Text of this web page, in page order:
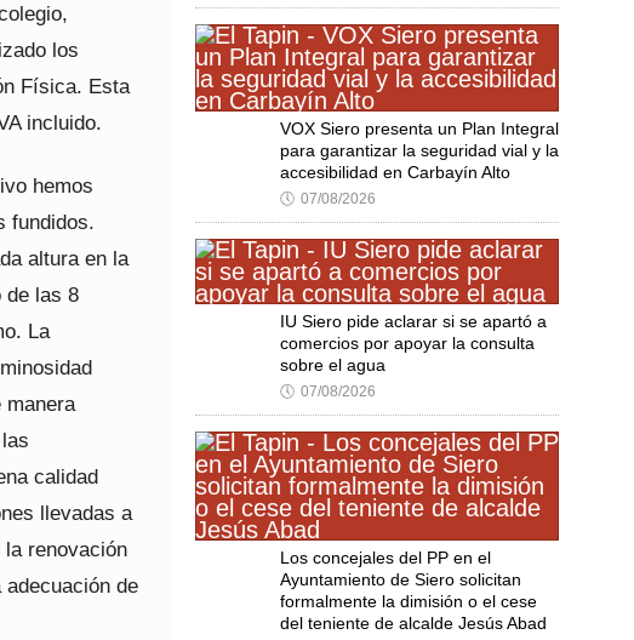
los
Física. Esta
incluido.
hemos
fundidos.
altura en la
de las 8
La
manera
calidad
llevadas a
la renovación
de
VOX Siero presenta un Plan Integral
para garantizar la seguridad vial y la
accesibilidad en Carbayín Alto
🕔 07/08/2026
IU Siero pide aclarar si se apartó a
comercios por apoyar la consulta
sobre el agua
🕔 07/08/2026
Los concejales del PP en el
Ayuntamiento de Siero solicitan
formalmente la dimisión o el cese
del teniente de alcalde Jesús Abad